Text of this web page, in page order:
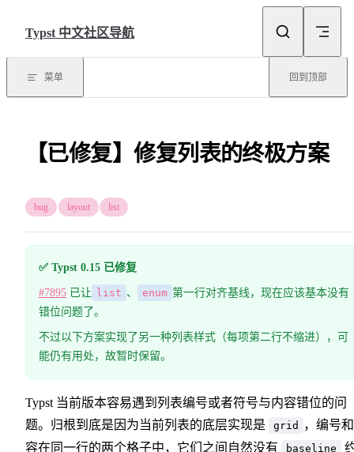
Typst 中文社区导航
菜单 回到顶部
【已修复】修复列表的终极方案
bug layout list
✅ Typst 0.15 已修复
#7895 已让 list 、 enum 第一行对齐基线，现在应该基本没有
错位问题了。
不过以下方案实现了另一种列表样式（每项第二行不缩进），可
能仍有用处，故暂时保留。
Typst 当前版本容易遇到列表编号或者符号与内容错位的问
题。归根到底是因为当前列表的底层实现是
grid
，编号
容在同一行的两个格子中，它们之间自然没有
baseline